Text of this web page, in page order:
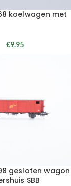
koelwagen met
€9.95
gesloten wagon
SBB